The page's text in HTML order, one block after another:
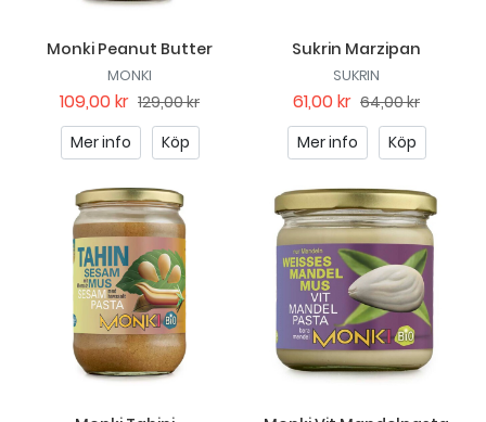
Monki Peanut Butter
MONKI
109,00 kr 129,00 kr
Mer info
Köp
Sukrin Marzipan
SUKRIN
61,00 kr 64,00 kr
Mer info
Köp